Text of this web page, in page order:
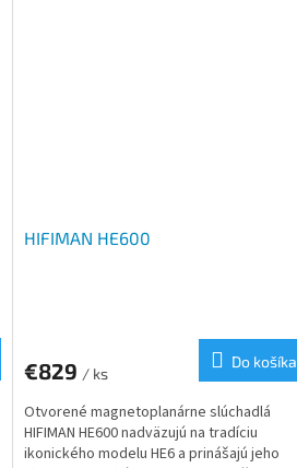
HIFIMAN HE600
€829 / ks
Do košíka
Otvorené magnetoplanárne slúchadlá
HIFIMAN HE600 nadväzujú na tradíciu
ikonického modelu HE6 a prinášajú jeho